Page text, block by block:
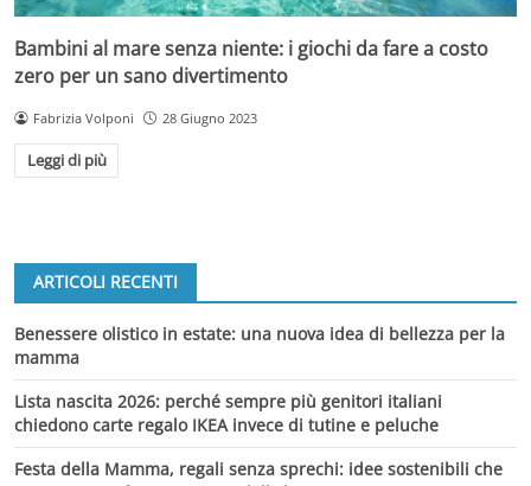
Bambini al mare senza niente: i giochi da fare a costo
zero per un sano divertimento
Fabrizia Volponi 28 Giugno 2023
Leggi di più
ARTICOLI RECENTI
Benessere olistico in estate: una nuova idea di bellezza per la
mamma
Lista nascita 2026: perché sempre più genitori italiani
chiedono carte regalo IKEA invece di tutine e peluche
Festa della Mamma, regali senza sprechi: idee sostenibili che